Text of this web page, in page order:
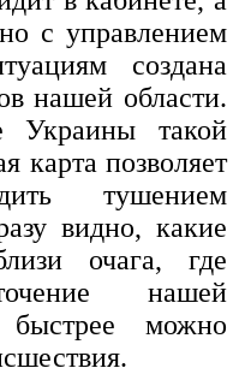
с управлением
создана
нашей области.
такой
карта позволяет
тушением
видно, какие
очага, где
нашей
можно